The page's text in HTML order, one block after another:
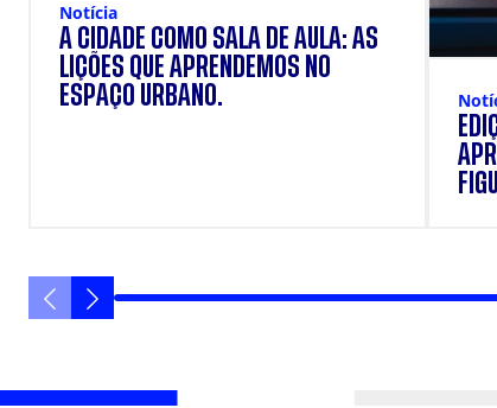
Notícia
A CIDADE COMO SALA DE AULA: AS
LIÇÕES QUE APRENDEMOS NO
ESPAÇO URBANO.